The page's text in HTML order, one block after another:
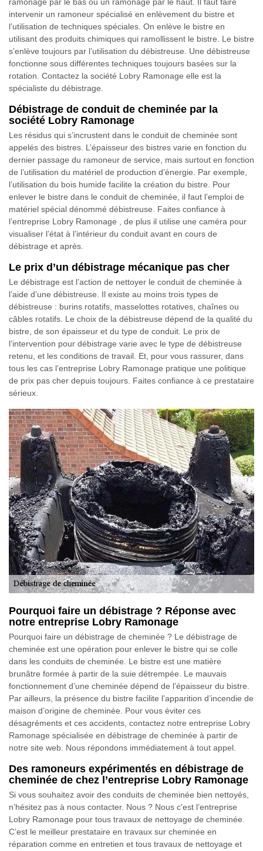
ramonage par le bas ou un ramonage par le haut. Il faut faire
intervenir un ramoneur spécialisé en enlèvement du bistre et
l’utilisation de techniques spéciales. On enlève le bistre en
utilisant des produits chimiques qui ramollissent le bistre. Le bistre
s’enlève toujours par l’utilisation du débistreuse. Une débistreuse
fonctionne sous différentes techniques toujours basées sur la
rotation. Contactez la société Lobry Ramonage elle est la
spécialiste du débistrage.
Débistrage de conduit de cheminée par la
société Lobry Ramonage
Les résidus qui s’incrustent dans le conduit de cheminée sont
appelés des bistres. L’épaisseur des bistres varie en fonction du
dernier passage du ramoneur de service, mais surtout en fonction
de l’utilisation du matériel de production d’énergie. Par exemple,
l’utilisation du bois humide facilite la création du bistre. Pour
enlever le bistre dans le conduit de cheminée, il faut l’emploi de
matériel spécial dénommé débistreuse. Faites confiance à
l’entreprise Lobry Ramonage , de plus il utilise une caméra pour
visualiser l’état à l’intérieur du conduit avant en cours de
débistrage et après.
Le prix d’un débistrage mécanique pas cher
Le débistrage est l’action de nettoyer le conduit de cheminée à
l’aide d’une débistreuse. Il existe au moins trois types de
débistreuse : burins rotatifs, masselottes rotatives, chaînes ou
câbles rotatifs. Le choix de la débistreuse dépend de la qualité du
bistre, de son épaisseur et du type de conduit. Le prix de
l’intervention pour débistrage varie avec le type de débistreuse
retenu, et les conditions de travail. Et, pour vous rassurer, dans
tous les cas l’entreprise Lobry Ramonage pratique une politique
de prix pas cher depuis toujours. Faites confiance à ce prestataire
sérieux.
Pourquoi faire un débistrage ? Réponse avec
notre entreprise Lobry Ramonage
Pourquoi faire un débistrage de cheminée ? Le débistrage de
cheminée est une opération pour enlever le bistre qui se colle
dans les conduits de cheminée. Le bistre est une matière
brunâtre formée à partir de la suie détrempée. Le mauvais
fonctionnement d’une cheminée dépend de l’épaisseur du bistre.
Par ailleurs, la présence du bistre facilite l’apparition d’incendie de
maison d’origine de cheminée. Pour vous éviter ces
désagréments et ces accidents, contactez notre entreprise Lobry
Ramonage spécialisée en débistrage de cheminée à partir de
notre site web. Nous répondons immédiatement à tout appel.
Des ramoneurs expérimentés en débistrage de
cheminée de chez l’entreprise Lobry Ramonage
Si vous souhaitez avoir des conduits de cheminée bien nettoyés,
n’hésitez pas à nous contacter. Nous ? Nous c'est l’entreprise
Lobry Ramonage pour tous travaux de nettoyage de cheminée.
C’est le meilleur prestataire en travaux sur cheminée en
réparation comme en entretien et tous travaux de nettoyage et